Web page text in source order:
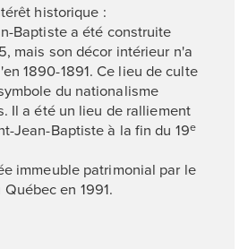
historique :
Baptiste a été construite
mais son décor intérieur n'a
1890-1891. Ce lieu de culte
du nationalisme
Il a été un lieu de ralliement
Jean-Baptiste à la fin du 19e
immeuble patrimonial par le
en 1991.